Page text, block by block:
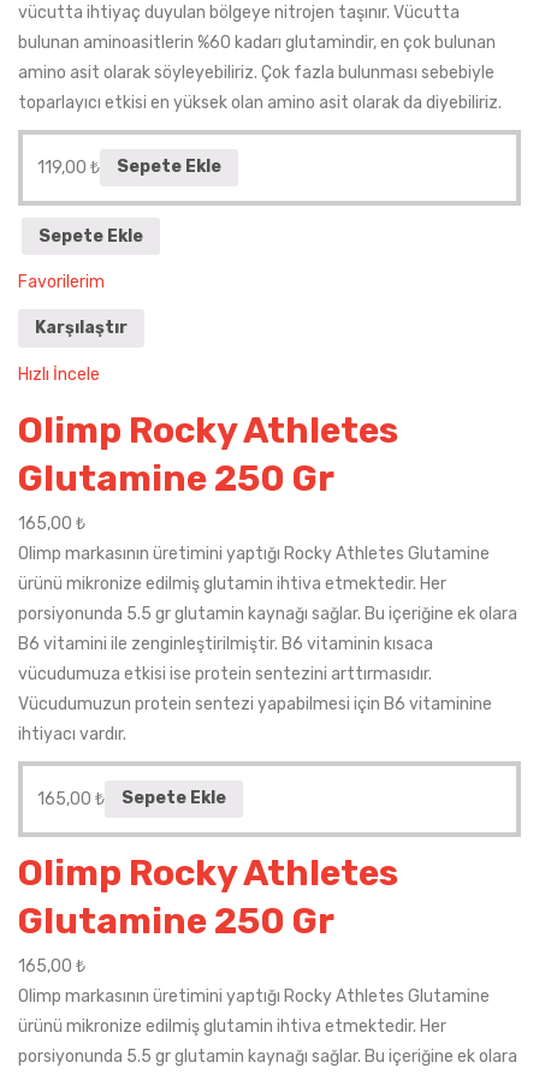
vücutta ihtiyaç duyulan bölgeye nitrojen taşınır. Vücutta
bulunan aminoasitlerin %60 kadarı glutamindir, en çok bulunan
amino asit olarak söyleyebiliriz. Çok fazla bulunması sebebiyle
toparlayıcı etkisi en yüksek olan amino asit olarak da diyebiliriz.
119,00 ₺ Sepete Ekle
Sepete Ekle
Favorilerim
Karşılaştır
Hızlı İncele
Olimp Rocky Athletes
Glutamine 250 Gr
165,00 ₺
Olimp markasının üretimini yaptığı Rocky Athletes Glutamine
ürünü mikronize edilmiş glutamin ihtiva etmektedir. Her
porsiyonunda 5.5 gr glutamin kaynağı sağlar. Bu içeriğine ek olara
B6 vitamini ile zenginleştirilmiştir. B6 vitaminin kısaca
vücudumuza etkisi ise protein sentezini arttırmasıdır.
Vücudumuzun protein sentezi yapabilmesi için B6 vitaminine
ihtiyacı vardır.
165,00 ₺ Sepete Ekle
Olimp Rocky Athletes
Glutamine 250 Gr
165,00 ₺
Olimp markasının üretimini yaptığı Rocky Athletes Glutamine
ürünü mikronize edilmiş glutamin ihtiva etmektedir. Her
porsiyonunda 5.5 gr glutamin kaynağı sağlar. Bu içeriğine ek olara